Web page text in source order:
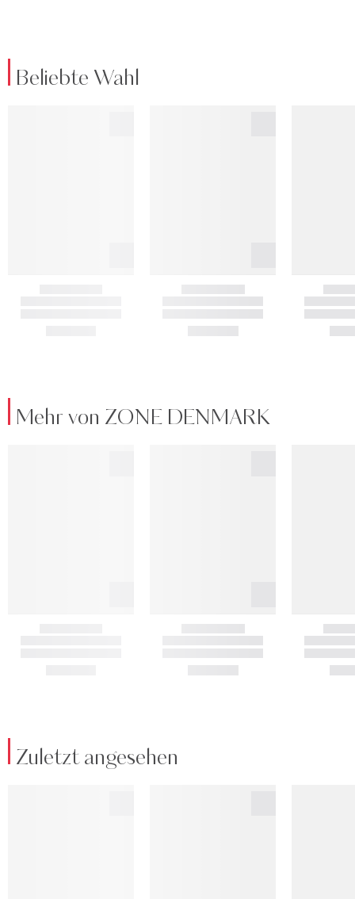
Beliebte Wahl
Mehr von ZONE DENMARK
Zuletzt angesehen